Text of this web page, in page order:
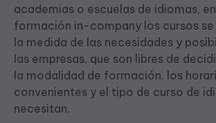
academias o escuelas de idiomas,
formación in-company los cursos se
la medida de las necesidades y
las empresas, que son libres de
la modalidad de formación, los
convenientes y el tipo de curso de
necesitan.